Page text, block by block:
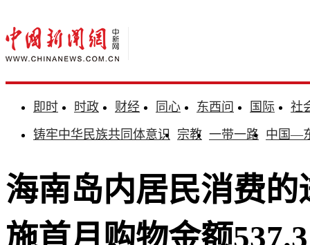
即时 时政 财经 同心 东西问 国际
社
铸牢中华民族共同体意识 宗教 一带一路 中国—
海南岛内居民消费
施首月购物金额